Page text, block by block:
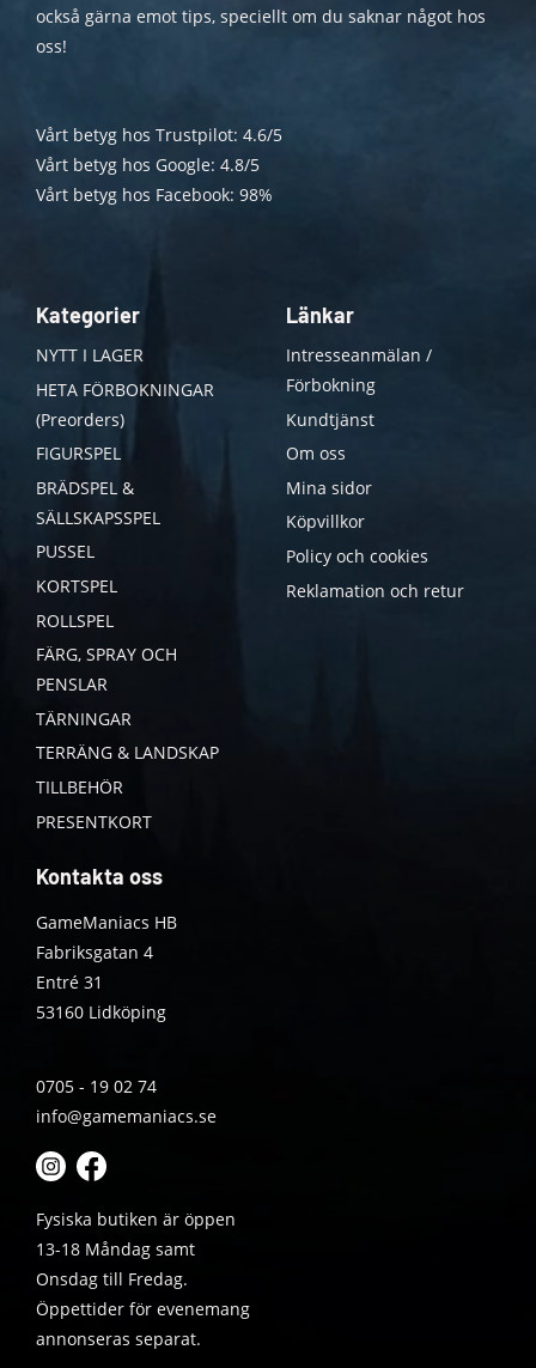
också gärna emot tips, speciellt om du saknar något hos
oss!
Vårt betyg hos Trustpilot: 4.6/5
Vårt betyg hos Google: 4.8/5
Vårt betyg hos Facebook: 98%
Kategorier
NYTT I LAGER
HETA FÖRBOKNINGAR
(Preorders)
FIGURSPEL
BRÄDSPEL &
SÄLLSKAPSSPEL
PUSSEL
KORTSPEL
ROLLSPEL
FÄRG, SPRAY OCH
PENSLAR
TÄRNINGAR
TERRÄNG & LANDSKAP
TILLBEHÖR
PRESENTKORT
Länkar
Intresseanmälan /
Förbokning
Kundtjänst
Om oss
Mina sidor
Köpvillkor
Policy och cookies
Reklamation och retur
Kontakta oss
GameManiacs HB
Fabriksgatan 4
Entré 31
53160 Lidköping
0705 - 19 02 74
info@gamemaniacs.se
Fysiska butiken är öppen
13-18 Måndag samt
Onsdag till Fredag.
Öppettider för evenemang
annonseras separat.